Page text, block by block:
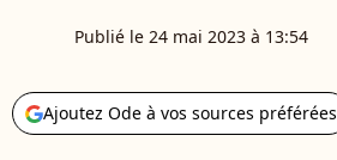
Publié le 24 mai 2023 à 13:54
Ajoutez Ode à vos sources préférées